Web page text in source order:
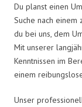
Du planst einen
Suche nach einem
du bei uns, dem
Mit unserer
Kenntnissen im
einem
Unser